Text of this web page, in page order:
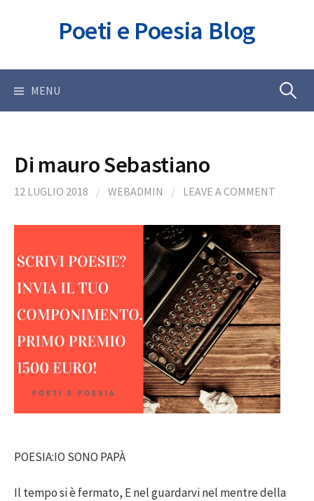
Poeti e Poesia Blog
MENU Ricerca
Di mauro Sebastiano
12 LUGLIO 2018 / WEBADMIN / LEAVE A COMMENT
POESIA:IO SONO PAPÀ
Il tempo si è fermato, E nel guardarvi nel mentre della